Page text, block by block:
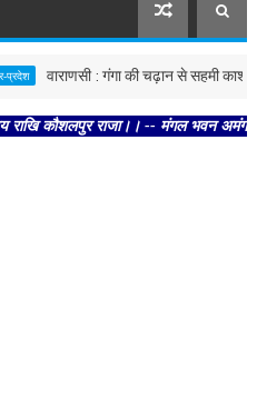
वाराणसी : गंगा की चढ़ान से सहमी काशी : छूने
राजा।। -- मंगल भवन अमंगल